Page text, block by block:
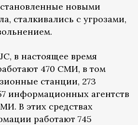
новыми
сталкивались с угрозами,
в настоящее время
470 СМИ, в том
станции, 273
информационных агентств
В этих средствах
работают 745